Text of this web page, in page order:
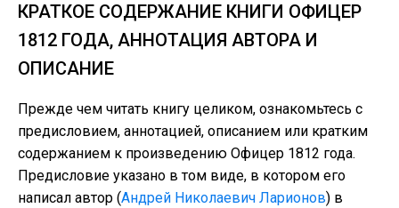
КРАТКОЕ СОДЕРЖАНИЕ КНИГИ ОФИЦЕР
1812 ГОДА, АННОТАЦИЯ АВТОРА И
ОПИСАНИЕ
Прежде чем читать книгу целиком, ознакомьтесь с
предисловием, аннотацией, описанием или кратким
содержанием к произведению Офицер 1812 года.
Предисловие указано в том виде, в котором его
написал автор (Андрей Николаевич Ларионов) в